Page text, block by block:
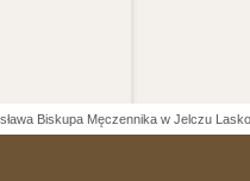
Biskupa Męczennika w Jelczu